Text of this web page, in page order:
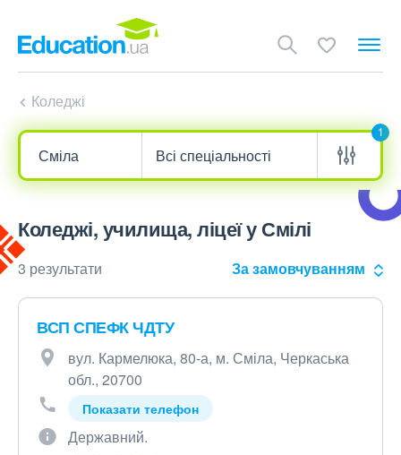
Коледжі
1
Коледжі, училища, ліцеї у Смілі
3 результати За замовчуванням
ВСП СПЕФК ЧДТУ
вул. Кармелюка, 80-а, м. Сміла, Черкаська
обл., 20700
Показати телефон
Державний.